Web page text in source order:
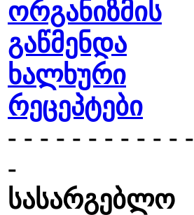
ორგანიზმის
გაწმენდა
ხალხური
რეცეპტები
- - - - - - - - - - - -
-
სასარგებლო